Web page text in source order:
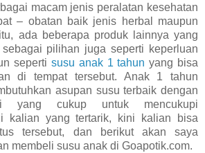
macam jenis peralatan kesehatan
– obatan baik jenis herbal maupun
ada beberapa produk lainnya yang
pilihan juga seperti keperluan
seperti susu anak 1 tahun yang bisa
di tempat tersebut. Anak 1 tahun
asupan susu terbaik dengan
yang cukup untuk mencukupi
kalian yang tertarik, kini kalian bisa
tersebut, dan berikut akan saya
membeli susu anak di Goapotik.com.